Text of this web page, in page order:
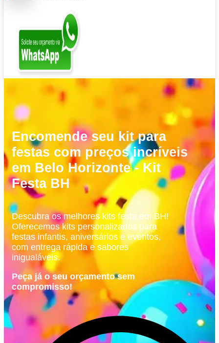
Encomende seu kit para
festas com preços incríveis
em Belo Horizonte - Kit
Festa BH
Descubra os melhores kits festa em BH!
Oferecemos kits personalizados para
festas infantis, aniversários e eventos,
com entrega rápida e sabores
inigualáveis.
Peça já o seu orçamento sem
compromisso!